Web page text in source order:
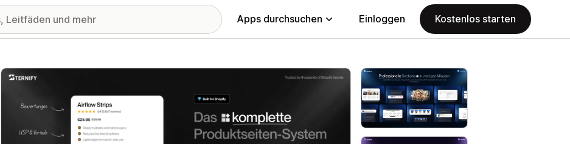
Apps durchsuchen Einloggen Kostenlos starten
Vorgestellte Bildergalerie